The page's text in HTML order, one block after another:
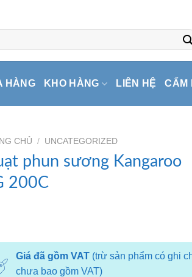
HÀNG KHO HÀNG LIÊN HỆ CẨM
CHỦ / UNCATEGORIZED
phun sương Kangaroo
200C
Giá đã gồm VAT(trừ sản phẩm có ghi
chưa bao gồm VAT)